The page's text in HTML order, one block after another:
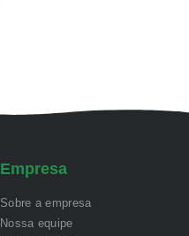
Empresa
Sobre a empresa
Nossa equipe